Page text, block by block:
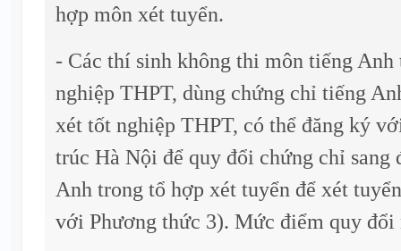
hợp môn xét tuyển.
- Các thí sinh không thi môn tiếng
nghiệp THPT, dùng chứng chỉ tiếng
xét tốt nghiệp THPT, có thể đăng ký
trúc Hà Nội để quy đổi chứng chỉ sang
Anh trong tổ hợp xét tuyển để xét
với Phương thức 3). Mức điểm quy đổi